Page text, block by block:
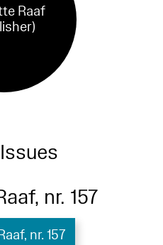
Raaf
nr. 157
nr. 157